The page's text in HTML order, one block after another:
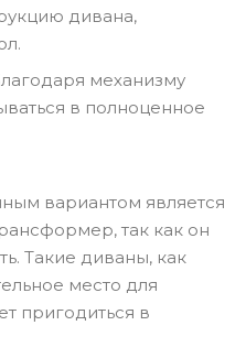
дивана,
механизму
в полноценное
вариантом является
так как он
Такие диваны, как
место для
пригодиться в